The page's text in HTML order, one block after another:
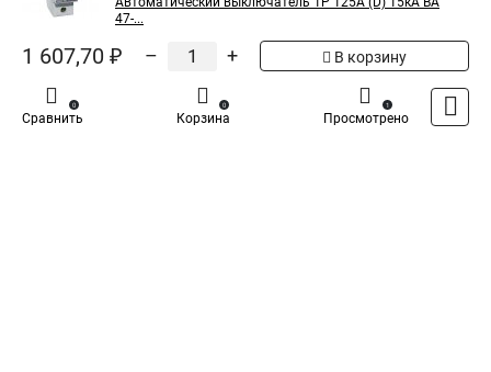
ВА 47-125 PROxima mcb47125-
Показать больше
47-...
1 607,70 ₽ – + В корзину
Сравнить
0
Корзина
0
Просмотрено
1